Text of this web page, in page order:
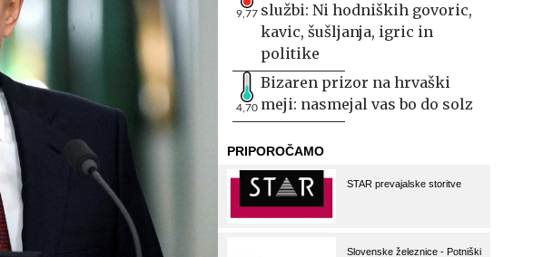
9,77 službi: Ni hodniških govoric,
kavic, šušljanja, igric in
politike
4,70
Bizaren prizor na hrvaški
meji: nasmejal vas bo do solz